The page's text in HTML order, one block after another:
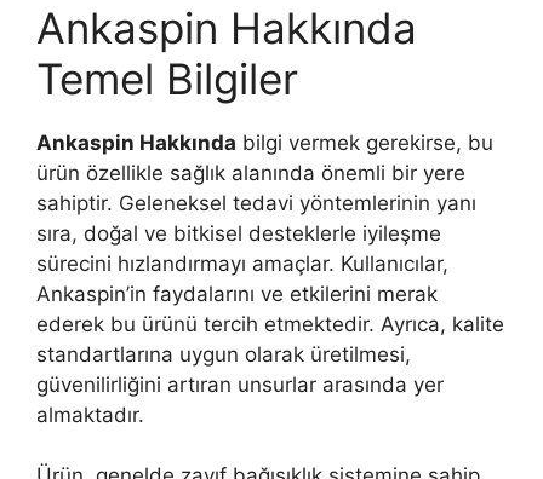
Ankaspin Hakkında
Temel Bilgiler
Ankaspin Hakkında bilgi vermek gerekirse, bu
ürün özellikle sağlık alanında önemli bir yere
sahiptir. Geleneksel tedavi yöntemlerinin yanı
sıra, doğal ve bitkisel desteklerle iyileşme
sürecini hızlandırmayı amaçlar. Kullanıcılar,
Ankaspin’in faydalarını ve etkilerini merak
ederek bu ürünü tercih etmektedir. Ayrıca, kalite
standartlarına uygun olarak üretilmesi,
güvenilirliğini artıran unsurlar arasında yer
almaktadır.